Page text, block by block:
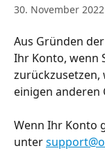
30. November 2022
Aus Gründen
Ihr Konto, wenn
zurückzusetzen,
einigen anderen
Wenn Ihr Konto
unter